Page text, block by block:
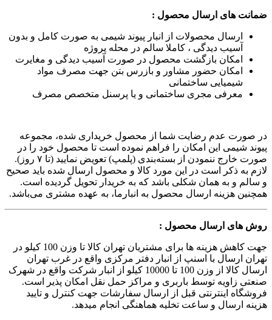
ضمانت های ارسال محصول :
ارسال محصولات از انبار پیوند شیمی به صورت کامل و بدون
آسیب دیدگی ، کاملا سالم در محله پروژه
امکان بازگشت محصول در صورت آسیب دیدگی و مغایرت
امکان حضور مشاور و بازرس بتن جهت مصرف مواد
شیمیایی ساختمانی
معرفی مجری ساختمانی و یا پرسنل متخصص مصرف
در صورت عدم رضایت شما از محصول خریداری شده، مجموعه
پیوند شیمی این امکان را فراهم نموده است تا محصول خود را در
صورت خارج ننمودن از بسته‌بندی (پلمپ) تعویض نمایید (تا ۷ روز).
لازم به ذکر است در این مورد کالا و محصول ارسال شده باید صحیح
و سالم و به همان شکلی باشد که به خریدار تحویل گردیده است.
همچنین هزینه ارسال محصول به انبارما، به عهده مشتری می‌باشد.
روش های ارسال محصول :
جهت کاهش هزینه ها برای مشتریان تهران کالا تا وزن 100 کیلو در
تهران ارسال با اسنپ از انبار دفتر مرکزی واقع در غرب تهران
ارسال کالا از وزن 100 تا 10000 کیلو از انبار شرکت واقع در شهرک
صنعتی زاویه توسط باربری و مراکز حمل نقل امکان پذیر است.
فروشگاه اینترنتی قبل از ارسال سفارشات جهت کنترل و تایید
هزینه ارسال و ساعت تخلیه هماهنگی انجام میدهد.